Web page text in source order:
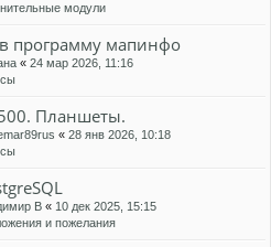
модули
в программу мапинфо
« 24 мар 2026, 11:16
Планшеты.
« 28 янв 2026, 10:18
В « 10 дек 2025, 15:15
и пожелания